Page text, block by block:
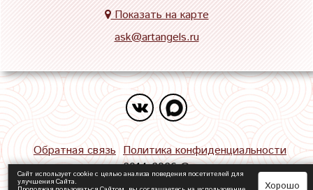
Показать на карте
ask@artangels.ru
Обратная связь Политика конфиденциальности
2014-2026 ©
Сайт использует cookie с целью анализа поведения посетителей для
улучшения Сайта. Хорошо